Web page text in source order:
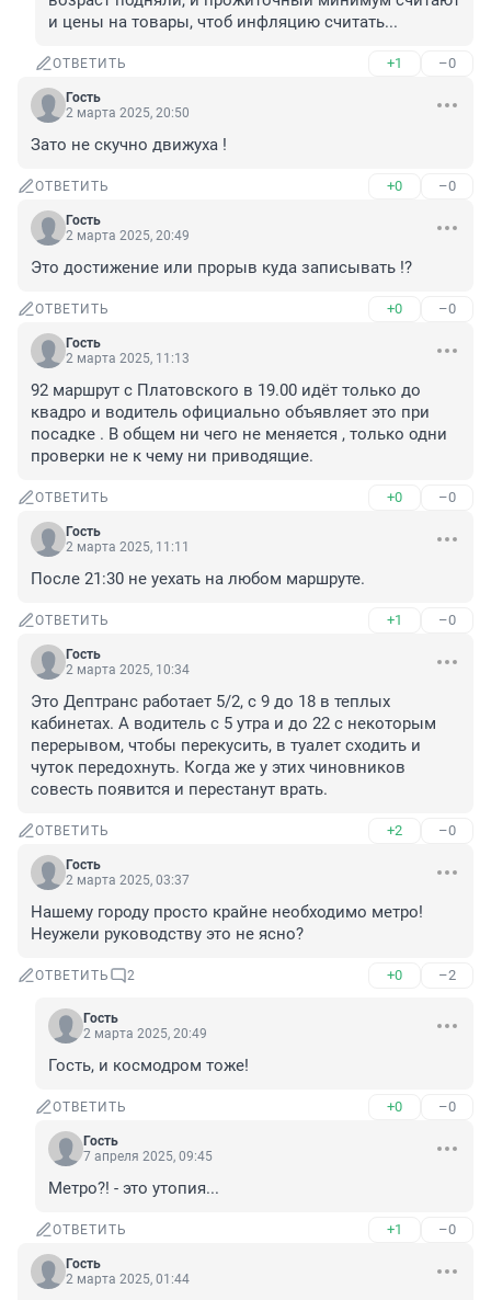
и цены на товары, чтоб инфляцию считать...
ОТВЕТИТЬ +1 –0
Гость
2 марта 2025, 20:50
Зато не скучно движуха !
ОТВЕТИТЬ +0 –0
Гость
2 марта 2025, 20:49
Это достижение или прорыв куда записывать !?
ОТВЕТИТЬ +0 –0
Гость
2 марта 2025, 11:13
92 маршрут с Платовского в 19.00 идёт только до
квадро и водитель официально объявляет это при
посадке . В общем ни чего не меняется , только одни
проверки не к чему ни приводящие.
ОТВЕТИТЬ +0 –0
Гость
2 марта 2025, 11:11
После 21:30 не уехать на любом маршруте.
ОТВЕТИТЬ +1 –0
Гость
2 марта 2025, 10:34
Это Дептранс работает 5/2, с 9 до 18 в теплых
кабинетах. А водитель с 5 утра и до 22 с некоторым
перерывом, чтобы перекусить, в туалет сходить и
чуток передохнуть. Когда же у этих чиновников
совесть появится и перестанут врать.
ОТВЕТИТЬ +2 –0
Гость
2 марта 2025, 03:37
Нашему городу просто крайне необходимо метро!
Неужели руководству это не ясно?
ОТВЕТИТЬ 2 +0 –2
Гость
2 марта 2025, 20:49
Гость, и космодром тоже!
ОТВЕТИТЬ +0 –0
Гость
7 апреля 2025, 09:45
Метро?! - это утопия...
ОТВЕТИТЬ +1 –0
Гость
2 марта 2025, 01:44